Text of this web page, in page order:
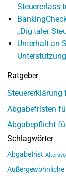
Steuererlass
„Digitaler
Unterhalt an
Ratgeber
Steuererklärung
Abgabefristen
Abgabepflicht
Schlagwörter
Abgabefrist
Außergewöhnliche